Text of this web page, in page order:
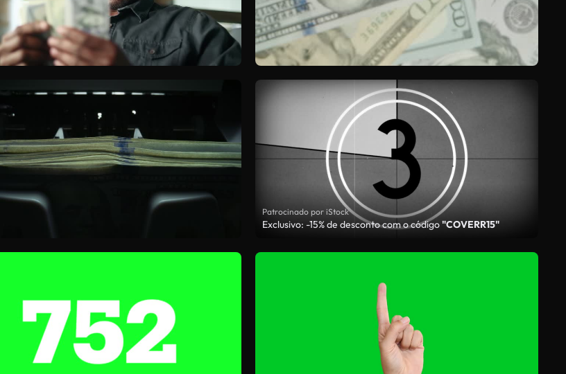
Patrocinado por iStock
Exclusivo: -15% de desconto com o código"COVERR15"